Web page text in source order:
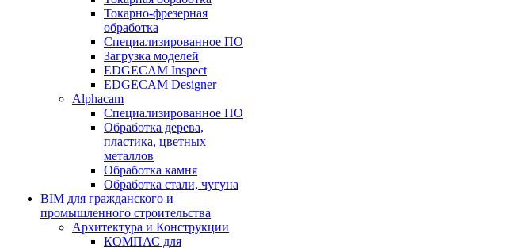
Токарно-фрезерная
обработка
Специализированное ПО
Загрузка моделей
EDGECAM Inspect
EDGECAM Designer
Alphacam
Специализированное ПО
Обработка дерева,
пластика, цветных
металлов
Обработка камня
Обработка стали, чугуна
BIM для гражданского и
промышленного строительства
Архитектура и Конструкции
КОМПАС для